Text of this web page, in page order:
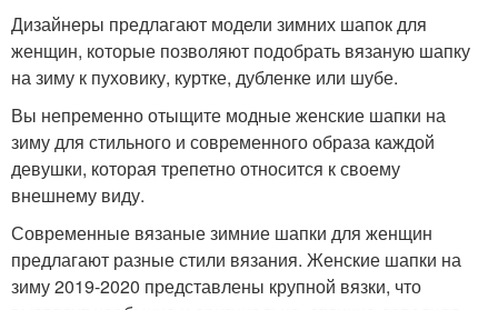
Дизайнеры предлагают модели зимних шапок для
женщин, которые позволяют подобрать вязаную шапку
на зиму к пуховику, куртке, дубленке или шубе.
Вы непременно отыщите модные женские шапки на
зиму для стильного и современного образа каждой
девушки, которая трепетно относится к своему
внешнему виду.
Современные вязаные зимние шапки для женщин
предлагают разные стили вязания. Женские шапки на
зиму 2019-2020 представлены крупной вязки, что